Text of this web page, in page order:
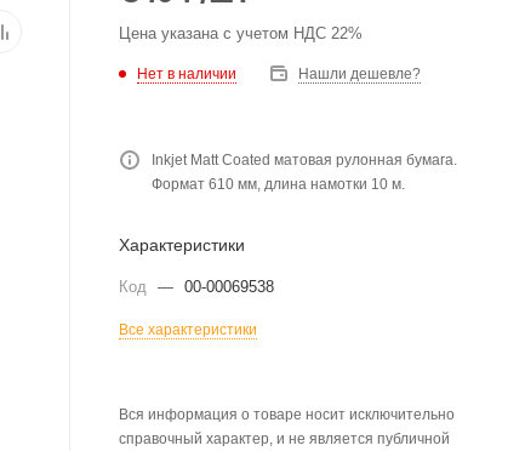
Цена указана с учетом НДС 22%
Нет в наличии Нашли дешевле?
Inkjet Matt Coated матовая рулонная бумага.
Формат 610 мм, длина намотки 10 м.
Характеристики
Код — 00-00069538
Все характеристики
Вся информация о товаре носит исключительно
справочный характер, и не является публичной